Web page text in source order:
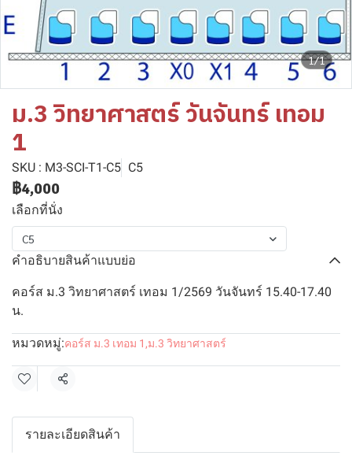
1/1
ม.3 วิทยาศาสตร์ วันจันทร์ เทอม
1
SKU : M3-SCI-T1-C5 C5
฿4,000
เลือกที่นั่ง
C5
คำอธิบายสินค้าแบบย่อ
คอร์ส ม.3 วิทยาศาสตร์ เทอม 1/2569 วันจันทร์ 15.40-17.40
น.
หมวดหมู่:คอร์ส ม.3 เทอม 1 ,ม.3 วิทยาศาสตร์
แชร์
รายละเอียดสินค้า